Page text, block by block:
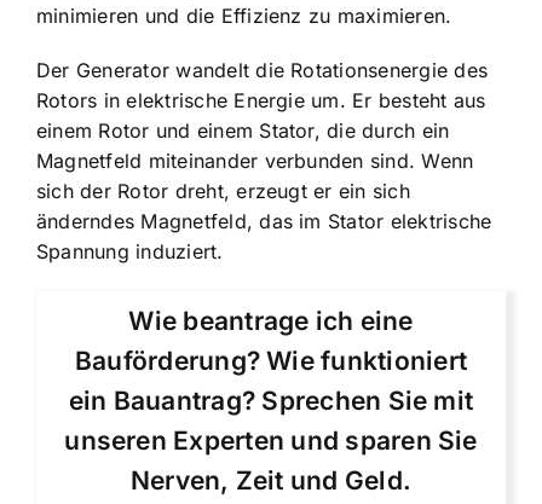
minimieren und die Effizienz zu maximieren.
Der Generator wandelt die Rotationsenergie des
Rotors in elektrische Energie um. Er besteht aus
einem Rotor und einem Stator, die durch ein
Magnetfeld miteinander verbunden sind. Wenn
sich der Rotor dreht, erzeugt er ein sich
änderndes Magnetfeld, das im Stator elektrische
Spannung induziert.
Wie beantrage ich eine
Bauförderung? Wie funktioniert
ein Bauantrag? Sprechen Sie mit
unseren Experten und sparen Sie
Nerven, Zeit und Geld.